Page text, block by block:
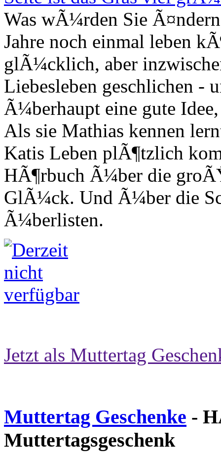
Was wÃ¼rden Sie
Jahre noch einmal leben
glÃ¼cklich, aber
Liebesleben geschlichen -
Ã¼berhaupt eine gute
Als sie Mathias kennen
Katis Leben plÃ¶tzlich
HÃ¶rbuch Ã¼ber die
GlÃ¼ck. Und Ã¼ber die
Ã¼berlisten.
Jetzt als Muttertag
Muttertag Geschenke -
Muttertagsgeschenk